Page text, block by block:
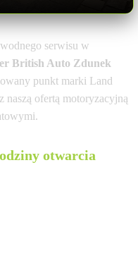
serwisu w
British Auto Zdunek
punkt marki Land
naszą ofertą motoryzacyjną
otwarcia